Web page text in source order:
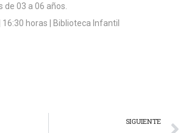
de 03 a 06 años.
horas | Biblioteca Infantil
SIGUIENTE